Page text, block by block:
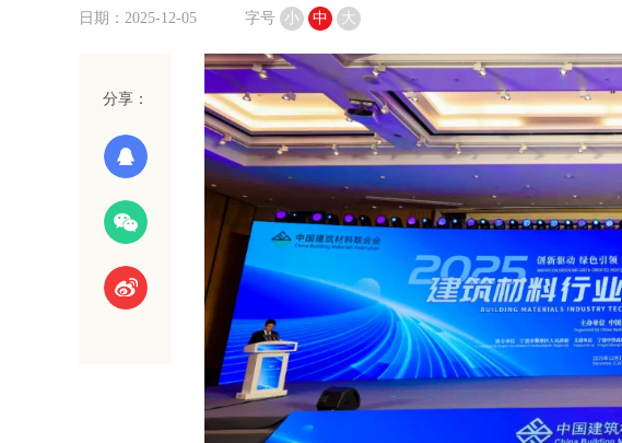
日期：2025-12-05 字号 小 中 大
分享：